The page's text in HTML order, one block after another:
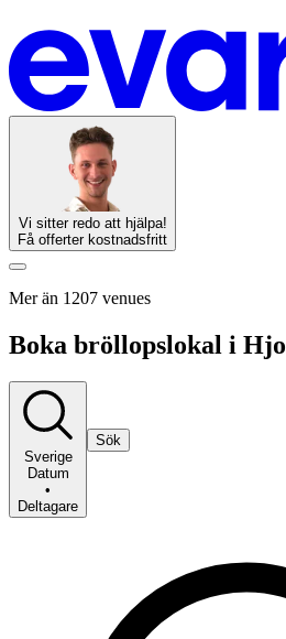
Vi sitter redo att hjälpa!
Få offerter kostnadsfritt
Mer än 1207 venues
Boka bröllopslokal i Hjo
Sverige
Datum
•
Deltagare
Sök